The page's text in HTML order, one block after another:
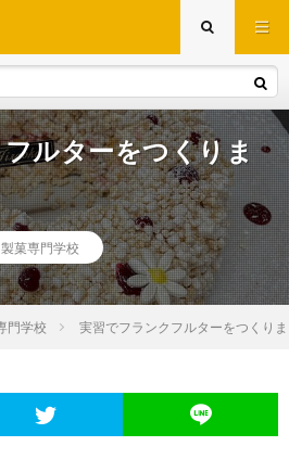
ルターをつくりま
菓専門学校
門学校 実習でフランクフルターをつくり